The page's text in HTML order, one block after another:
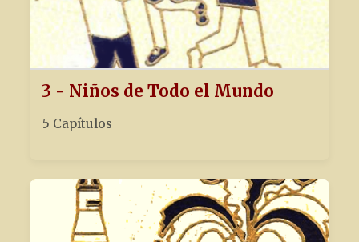
3 - Niños de Todo el Mundo
5 Capítulos